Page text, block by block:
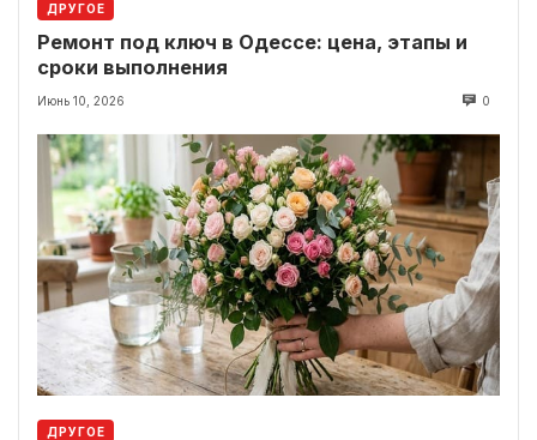
ДРУГОЕ
Ремонт под ключ в Одессе: цена, этапы и
сроки выполнения
Июнь 10, 2026 0
ДРУГОЕ